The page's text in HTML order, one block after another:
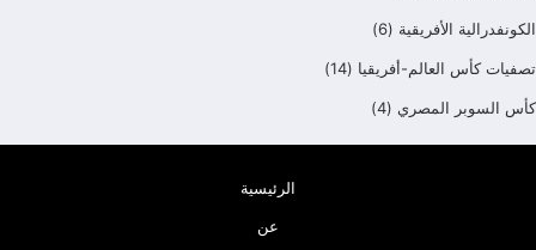
الكونفدرالية الأفريقية (6)
تصفيات كأس العالم-أفريقيا (14)
كأس السوبر المصري (4)
الرئيسية
عن